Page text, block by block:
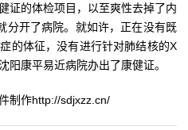
的体检项目，以至爽性去掉了内
分开了病院。就如许，正在没有既
的体征，没有进行针对肺结核的X
阳康平易近病院办出了康健证。
作http://sdjxzz.cn/